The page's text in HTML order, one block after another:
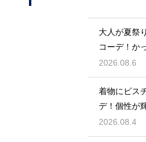
大人が夏祭
コーデ！か
2026.08.6
着物にビス
デ！個性が
2026.08.4